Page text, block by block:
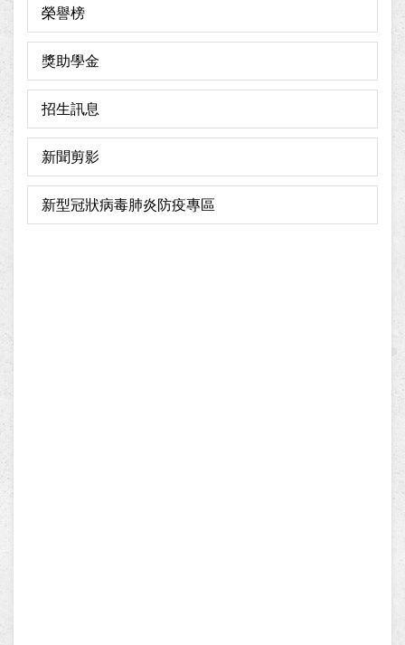
榮譽榜
獎助學金
招生訊息
新聞剪影
新型冠狀病毒肺炎防疫專區